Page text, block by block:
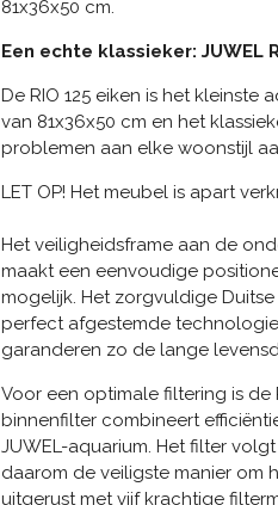
81x36x50 cm.
Een echte klassieker: JUWEL
De RIO 125 eiken is het
van 81x36x50 cm en het
problemen aan elke woonstijl
LET OP! Het meubel is apart
Het veiligheidsframe aan de
maakt een eenvoudige
mogelijk. Het zorgvuldige
perfect afgestemde
garanderen zo de lange
Voor een optimale filtering is de
binnenfilter combineert
JUWEL-aquarium. Het filter
daarom de veiligste manier om
uitgerust met vijf krachtige